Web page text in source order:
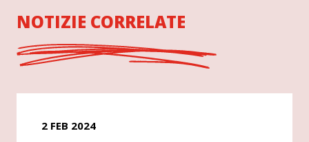
NOTIZIE CORRELATE
2 FEB 2024